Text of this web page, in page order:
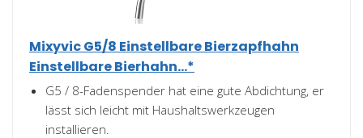
Mixyvic G5/8 Einstellbare Bierzapfhahn
Einstellbare Bierhahn...*
G5 / 8-Fadenspender hat eine gute Abdichtung, er
lässt sich leicht mit Haushaltswerkzeugen
installieren.